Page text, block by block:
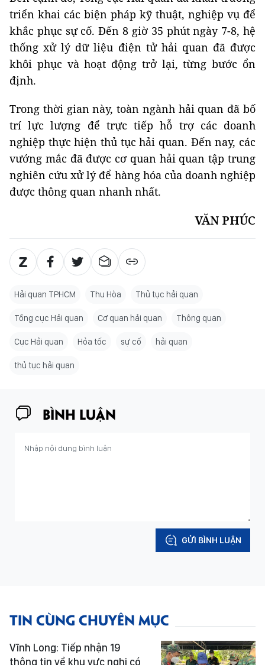
triển khai các biện pháp kỹ thuật, nghiệp vụ để
khắc phục sự cố. Đến 8 giờ 35 phút ngày 7-8, hệ
thống xử lý dữ liệu điện tử hải quan đã được
khôi phục và hoạt động trở lại, từng bước ổn
định.
Trong thời gian này, toàn ngành hải quan đã bố
trí lực lượng để trực tiếp hỗ trợ các doanh
nghiệp thực hiện thủ tục hải quan. Đến nay, các
vướng mắc đã được cơ quan hải quan tập trung
nghiên cứu xử lý để hàng hóa của doanh nghiệp
được thông quan nhanh nhất.
VĂN PHÚC
Hải quan TPHCM Thu Hòa Thủ tục hải quan
Tổng cục Hải quan Cơ quan hải quan Thông quan
Cục Hải quan Hỏa tốc sự cố hải quan
thủ tục hải quan
BÌNH LUẬN
GỬI BÌNH LUẬN
TIN CÙNG CHUYÊN MỤC
Vĩnh Long: Tiếp nhận 19
thông tin về khu vực nghi có